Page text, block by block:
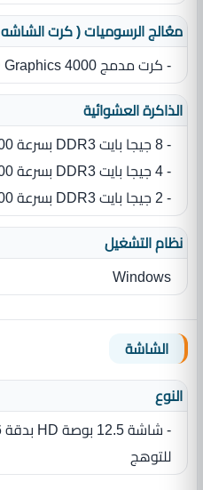
معُالج الرسوميات ( كرت الشاشه VGA )
- كرت مدمج Intel HD Graphics 4000
الذاكرة العشوائية
- 8 جيجا بايت DDR3 بسرعة 1600 ميجا هيرتز
- 4 جيجا بايت DDR3 بسرعة 1600 ميجا هيرتز
- 2 جيجا بايت DDR3 بسرعة 1600 ميجا هيرتز
نظام التشغيل
Windows
الشاشة
النوع
للتوهج